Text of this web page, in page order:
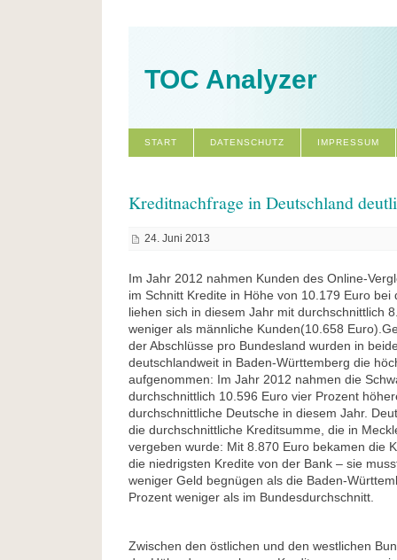
TOC Analyzer
START DATENSCHUTZ IMPRESSUM
Kreditnachfrage in Deutschland
24. Juni 2013
Im Jahr 2012 nahmen Kunden des Online-
im Schnitt Kredite in Höhe von 10.179 Euro bei
liehen sich in diesem Jahr mit durchschnittlich
weniger als männliche Kunden(10.658
der Abschlüsse pro Bundesland wurden in
deutschlandweit in Baden-Württemberg die
aufgenommen: Im Jahr 2012 nahmen die
durchschnittlich 10.596 Euro vier Prozent
durchschnittliche Deutsche in diesem Jahr.
die durchschnittliche Kreditsumme, die in
vergeben wurde: Mit 8.870 Euro bekamen die
die niedrigsten Kredite von der Bank – sie
weniger Geld begnügen als die Baden-
Prozent weniger als im Bundesdurchschnitt.
Zwischen den östlichen und den westlichen